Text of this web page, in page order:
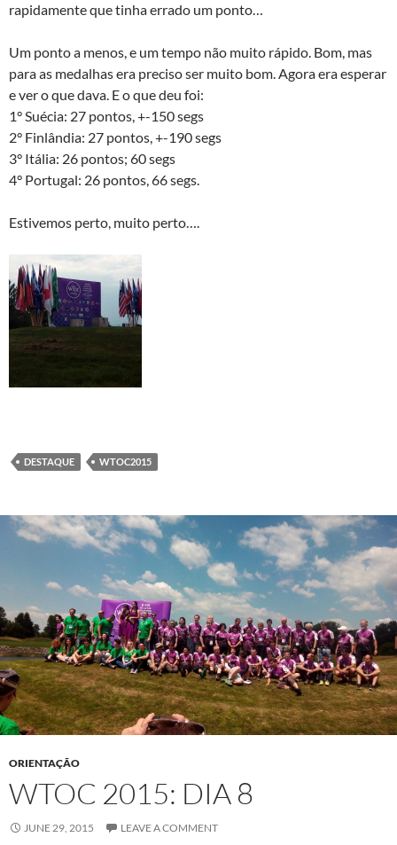
rapidamente que tinha errado um ponto…
Um ponto a menos, e um tempo não muito rápido. Bom, mas
para as medalhas era preciso ser muito bom. Agora era esperar
e ver o que dava. E o que deu foi:
1° Suécia: 27 pontos, +-150 segs
2° Finlândia: 27 pontos, +-190 segs
3° Itália: 26 pontos; 60 segs
4° Portugal: 26 pontos, 66 segs.
Estivemos perto, muito perto….
DESTAQUE WTOC2015
ORIENTAÇÃO
WTOC 2015: DIA 8
JUNE 29, 2015 LEAVE A COMMENT